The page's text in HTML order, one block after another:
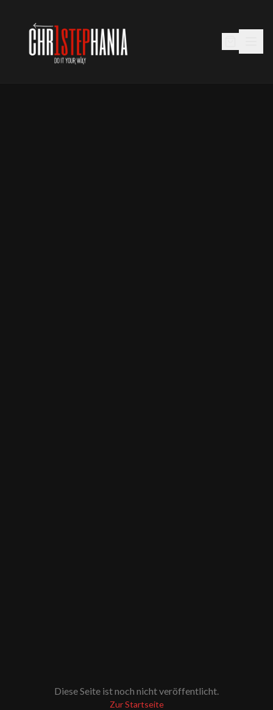
Diese Seite ist noch nicht veröffentlicht.
Zur Startseite